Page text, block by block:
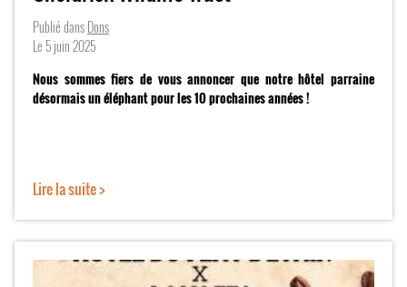
Publié dansDons
Le 5 juin 2025
Nous sommes fiers de vous annoncer que notre hôtel parraine
désormais un éléphant pour les 10 prochaines années !
Lire la suite >